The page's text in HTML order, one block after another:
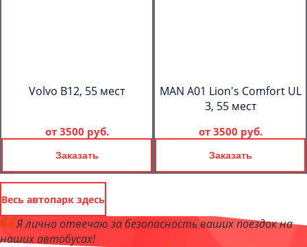
Volvo B12, 55 мест
от 3500 руб.
Заказать
MAN A01 Lion's Comfort UL
3, 55 мест
от 3500 руб.
Заказать
Весь автопарк здесь
Я лично отвечаю за безопасность ваших поездок на
наших автобусах!